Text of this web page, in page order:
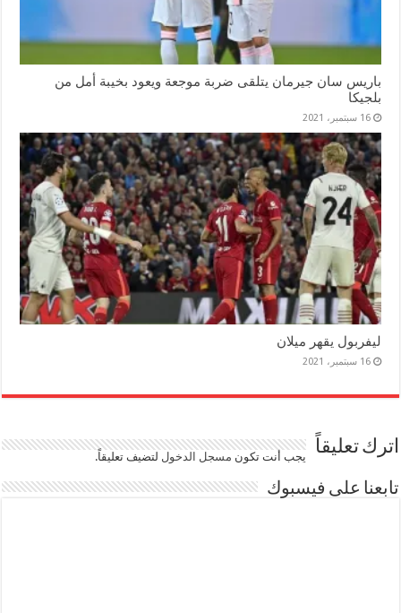
باريس سان جيرمان يتلقى ضربة موجعة ويعود بخيبة أمل من
بلجيكا
16 سبتمبر، 2021
ليفربول يقهر ميلان
16 سبتمبر، 2021
اترك تعليقاً يجب أنت تكون مسجل الدخوللتضيف تعليقاً.
تابعنا على فيسبوك